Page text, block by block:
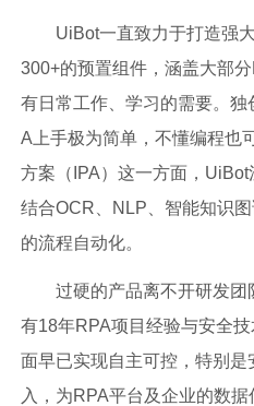
UiBot一直致力于打造强大
300+的预置组件，涵盖大部
有日常工作、学习的需要。
A上手极为简单，不懂编程也
方案（IPA）这一方面，
结合OCR、NLP、智能知识
的流程自动化。
过硬的产品离不开研发团
有18年RPA项目经验与安全
面早已实现自主可控，特别
入，为RPA平台及企业的数